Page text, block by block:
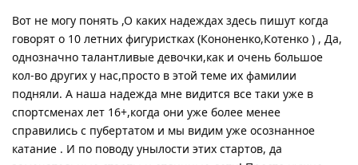
Вот не могу понять ,О каких надеждах здесь пишут когда
говорят о 10 летних фигуристках (Кононенко,Котенко ) , Да,
однозначно талантливые девочки,как и очень большое
кол-во других у нас,просто в этой теме их фамилии
подняли. А наша надежда мне видится все таки уже в
спортсменах лет 16+,когда они уже более менее
справились с пубертатом и мы видим уже осознанное
катание . И по поводу унылости этих стартов, да